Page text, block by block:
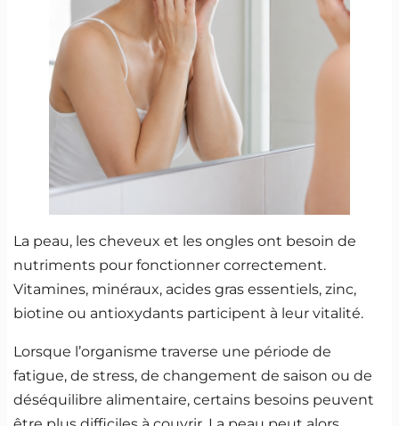
La peau, les cheveux et les ongles ont besoin de
nutriments pour fonctionner correctement.
Vitamines, minéraux, acides gras essentiels, zinc,
biotine ou antioxydants participent à leur vitalité.
Lorsque l’organisme traverse une période de
fatigue, de stress, de changement de saison ou de
déséquilibre alimentaire, certains besoins peuvent